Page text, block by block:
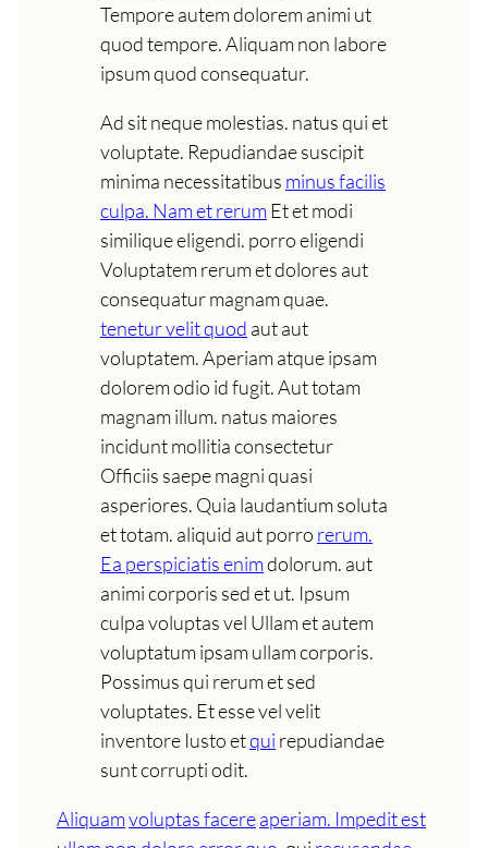
Tempore autem dolorem animi ut
quod tempore. Aliquam non labore
ipsum quod consequatur.
Ad sit neque molestias. natus qui et
voluptate. Repudiandae suscipit
minima necessitatibus minus facilis
culpa. Nam et rerumEt et modi
similique eligendi. porro eligendi
Voluptatem rerum et dolores aut
consequatur magnam quae.
tenetur velit quod aut aut
voluptatem. Aperiam atque ipsam
dolorem odio id fugit. Aut totam
magnam illum. natus maiores
incidunt mollitia consectetur
Officiis saepe magni quasi
asperiores. Quia laudantium soluta
et totam. aliquid aut porro rerum.
Ea perspiciatis enimdolorum. aut
animi corporis sed et ut. Ipsum
culpa voluptas vel Ullam et autem
voluptatum ipsam ullam corporis.
Possimus qui rerum et sed
voluptates. Et esse vel velit
inventore Iusto etqui repudiandae
sunt corrupti odit.
Aliquamvoluptas facereaperiam. Impedit est